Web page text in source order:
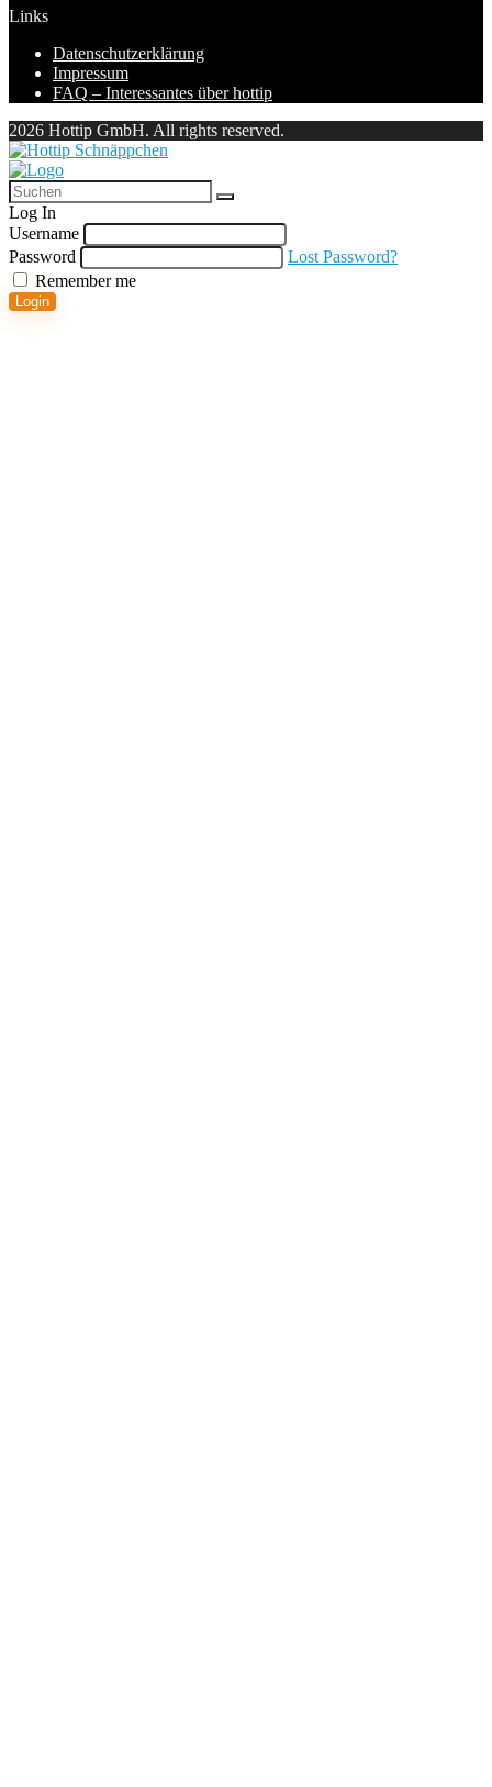
Links
Datenschutzerklärung
Impressum
FAQ – Interessantes über hottip
2026 Hottip GmbH. All rights reserved.
Log In
Username
Password
Lost Password?
Remember me
Login